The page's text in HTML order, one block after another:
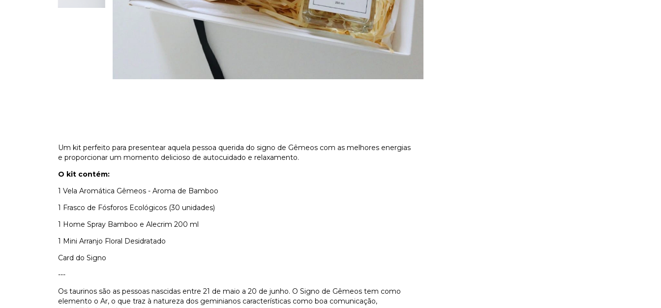
Um kit perfeito para presentear aquela pessoa querida do signo de Gêmeos com as melhores energias
e proporcionar um momento delicioso de autocuidado e relaxamento.
O kit contém:
1 Vela Aromática Gêmeos - Aroma de Bamboo
1 Frasco de Fósforos Ecológicos (30 unidades)
1 Home Spray Bamboo e Alecrim 200 ml
1 Mini Arranjo Floral Desidratado
Card do Signo
---
Os taurinos são as pessoas nascidas entre 21 de maio a 20 de junho. O Signo de Gêmeos tem como
elemento o Ar, o que traz à natureza dos geminianos características como boa comunicação,